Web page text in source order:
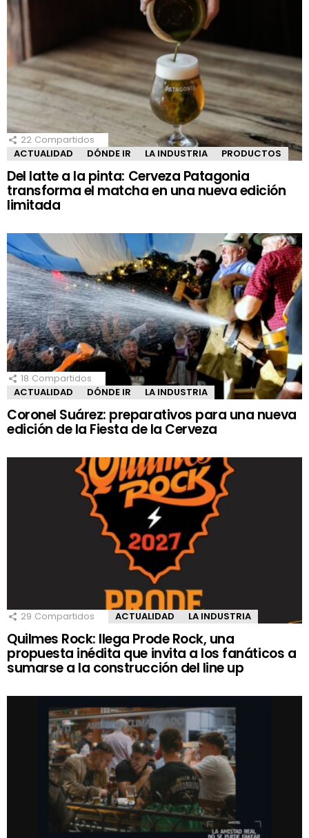
22 Compartidos
ACTUALIDAD
DÓNDE IR LA INDUSTRIA PRODUCTOS
Del latte a la pinta: Cerveza Patagonia
transforma el matcha en una nueva edición
limitada
18 Compartidos
ACTUALIDAD
DÓNDE IR LA INDUSTRIA
Coronel Suárez: preparativos para una nueva
edición de la Fiesta de la Cerveza
29 Compartidos ACTUALIDAD LA INDUSTRIA
Quilmes Rock: llega Prode Rock, una
propuesta inédita que invita a los fanáticos a
sumarse a la construcción del line up